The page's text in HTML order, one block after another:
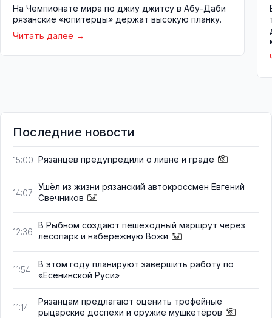
На Чемпионате мира по джиу джитсу в Абу-Даби
рязанские «юпитерцы» держат высокую планку.
Читать далее
Последние новости
15:00 Рязанцев предупредили о ливне и граде
14:07
Ушёл из жизни рязанский автокроссмен Евгений
Свечников
12:36
В Рыбном создают пешеходный маршрут через
лесопарк и набережную Вожи
11:54
В этом году планируют завершить работу по
«Есенинской Руси»
11:14
Рязанцам предлагают оценить трофейные
рыцарские доспехи и оружие мушкетёров